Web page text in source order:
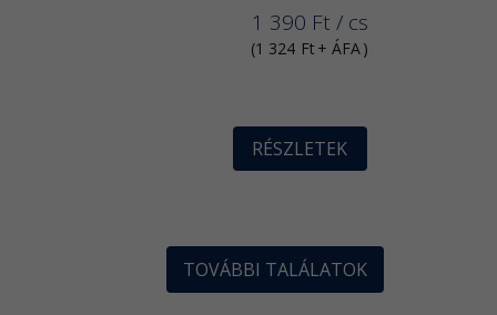
1 390 Ft / cs
(1 324 Ft + ÁFA)
RÉSZLETEK
TOVÁBBI TALÁLATOK